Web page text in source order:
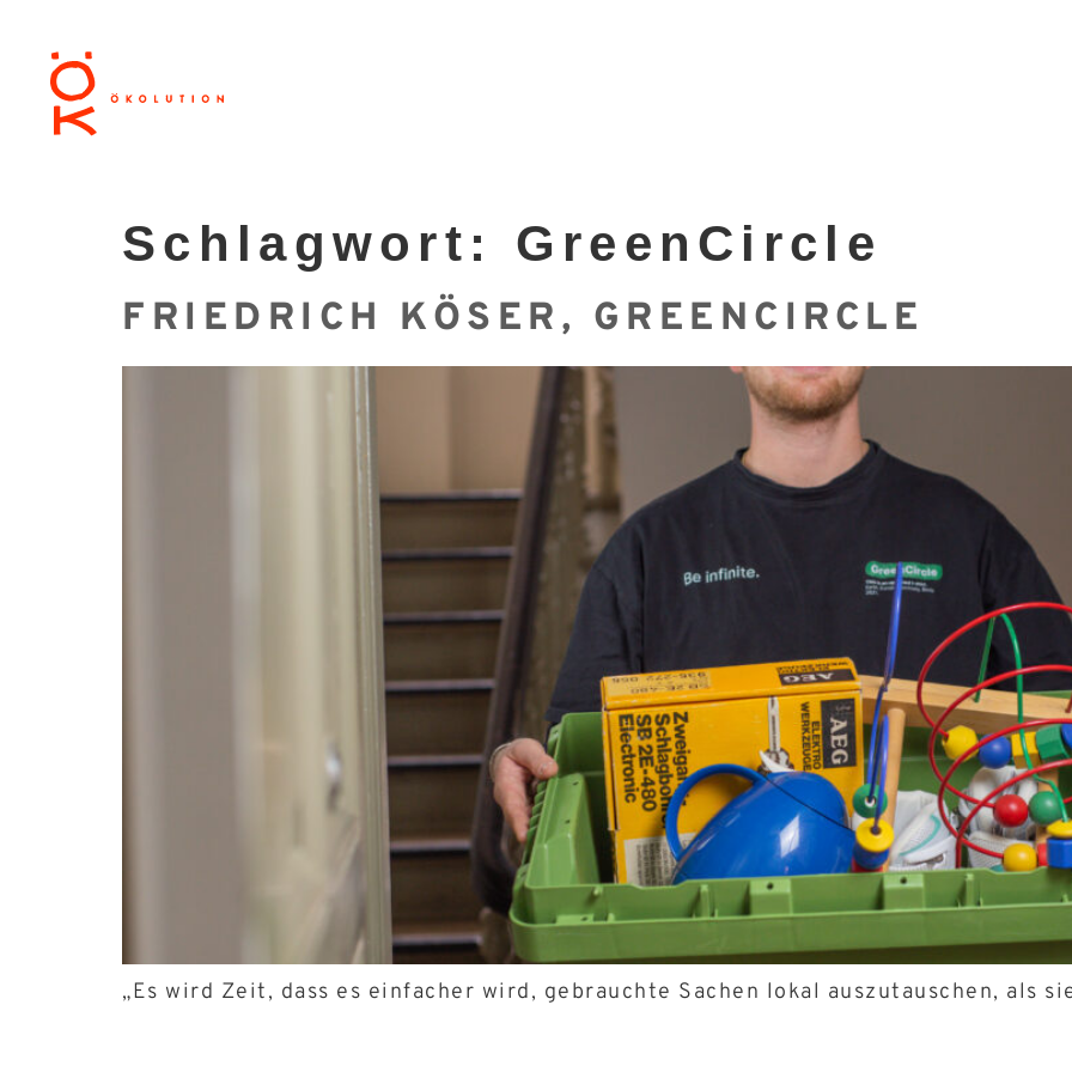
Schlagwort: GreenCircle
FRIEDRICH KÖSER, GREENCIRCLE
„Es wird Zeit, dass es einfacher wird, gebrauchte Sachen lokal auszutauschen, als